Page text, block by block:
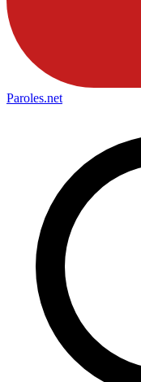
Paroles.net